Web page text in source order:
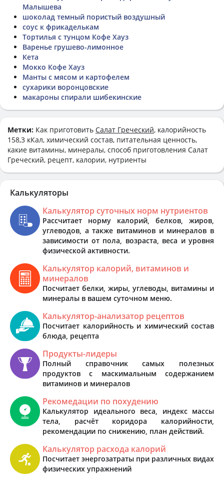
Малышева
шоколад темный пористый воздушный
соус к фрикаделькам
Тортилья с тунцом Кофе Хауз
Варенье грушево-лимонное
Кета
Мокко Кофе Хауз
Манты с мясом и картофелем
сухарики воронцовские
макароны спирали шибекинские
Метки: Как приготовить Салат Греческий, калорийность
158,3 кКал, химический состав, питательная ценность,
какие витамины, минералы, способ приготовления Салат
Греческий, рецепт, калории, нутриенты
Калькуляторы
Калькулятор суточных норм нутриентов
Рассчитает норму калорий, белков, жиров,
углеводов, а также витаминов и минералов в
зависимости от пола, возраста, веса и уровня
физической активности.
Калькулятор калорий, витаминов и
минералов
Посчитает белки, жиры, углеводы, витамины и
минералы в вашем суточном меню.
Калькулятор-анализатор рецептов
Посчитает калорийность и химический состав
блюда, рецепта
Продукты-лидеры
Полный справочник самых полезных
продуктов с маскимальным содержанием
витаминов и минералов
Рекомедации по похудению
Калькулятор идеального веса, индекс массы
тела, расчёт коридора калорийности,
рекомендации по снижению, план действий.
Калькулятор расхода калорий
Посчитает энергозатраты при различных видах
физических упражнений